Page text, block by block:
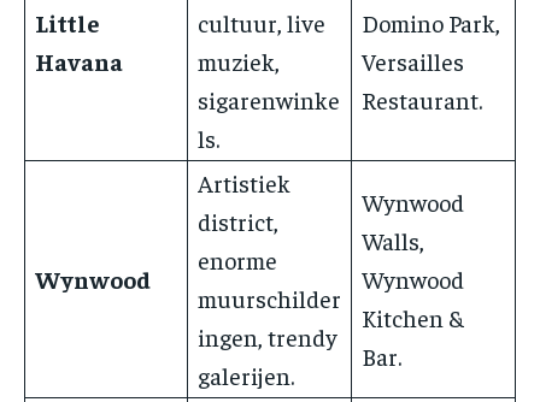
Little
Havana
cultuur, live
muziek,
sigarenwinke
ls.
Domino Park,
Versailles
Restaurant.
Wynwood
Artistiek
district,
enorme
muurschilder
ingen, trendy
galerijen.
Wynwood
Walls,
Wynwood
Kitchen &
Bar.